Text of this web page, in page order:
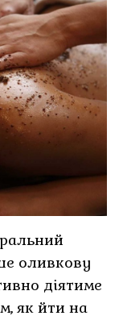
оливкову
діятиме
як йти на